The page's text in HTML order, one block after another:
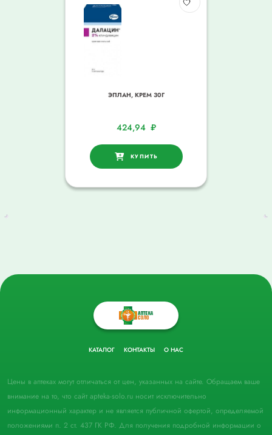
ЭПЛАН, КРЕМ 30Г
424,94 ₽
КУПИТЬ
КАТАЛОГ КОНТАКТЫ О НАС
Цены в аптеках могут отличаться от цен, указанных на сайте. Обращаем ваше
внимание на то, что сайт apteka-solo.ru носит исключительно
информационный характер и не является публичной офертой, определяемой
положениями п. 2 ст. 437 ГК РФ. Для получения подробной информации о